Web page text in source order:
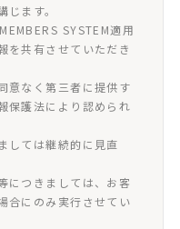
ます。
SYSTEM適用
を共有させていただき
意なく第三者に提供す
保護法により認められ
しては継続的に見直
につきましては、お客
合にのみ実行させてい